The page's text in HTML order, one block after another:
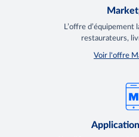
L’offre
restaurateurs,
Voir l'offre